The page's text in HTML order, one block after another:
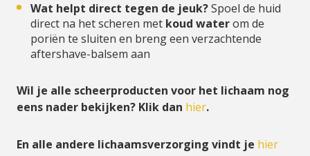
Wat helpt direct tegen de jeuk?Spoel de huid
direct na het scheren met koud waterom de
poriën te sluiten en breng een verzachtende
aftershave-balsem aan
Wil je alle scheerproducten voor het lichaam nog
eens nader bekijken? Klik dan hier.
En alle andere lichaamsverzorging vindt je hier